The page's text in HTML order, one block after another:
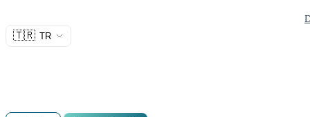
🇹🇷 TR